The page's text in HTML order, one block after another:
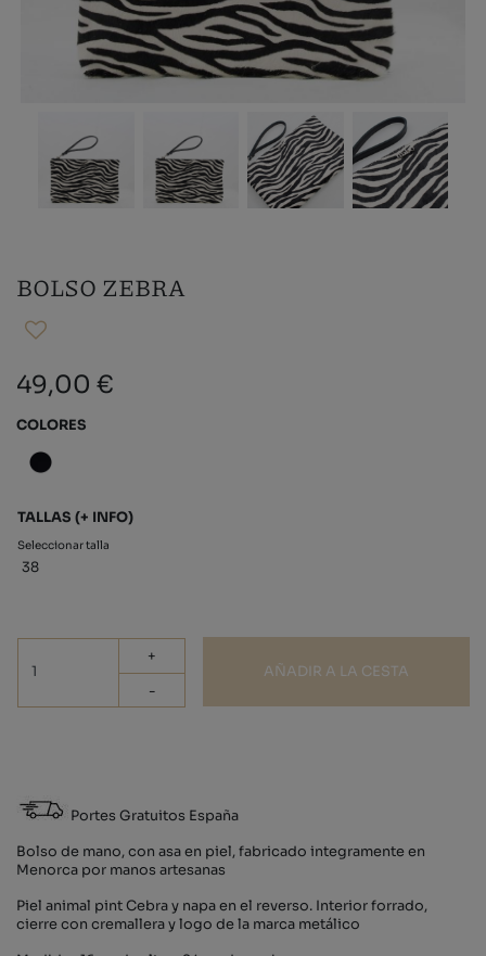
BOLSO ZEBRA
49,00 €
COLORES
TALLAS (+ INFO)
Seleccionar talla
38
+
-
AÑADIR A LA CESTA
Portes Gratuitos España
Bolso de mano, con asa en piel, fabricado integramente en
Menorca por manos artesanas
Piel animal pint Cebra y napa en el reverso. Interior forrado,
cierre con cremallera y logo de la marca metálico